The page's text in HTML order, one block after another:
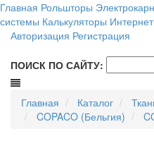
Главная Рольшторы
системы Калькуляторы
Авторизация Регистрация
ПОИСК ПО САЙТУ:
Главная Каталог
COPACO (Бельгия)